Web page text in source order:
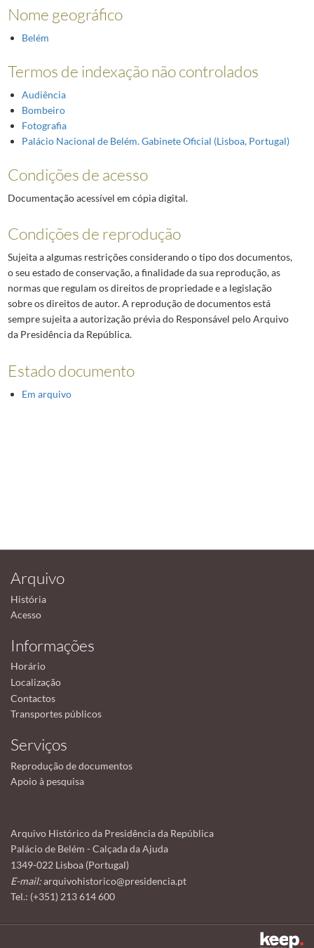
Nome geográfico
Belém
Termos de indexação não controlados
Audiência
Bombeiro
Fotografia
Palácio Nacional de Belém. Gabinete Oficial (Lisboa, Portugal)
Condições de acesso
Documentação acessível em cópia digital.
Condições de reprodução
Sujeita a algumas restrições considerando o tipo dos documentos,
o seu estado de conservação, a finalidade da sua reprodução, as
normas que regulam os direitos de propriedade e a legislação
sobre os direitos de autor. A reprodução de documentos está
sempre sujeita a autorização prévia do Responsável pelo Arquivo
da Presidência da República.
Estado documento
Em arquivo
Arquivo
História
Acesso
Informações
Horário
Localização
Contactos
Transportes públicos
Serviços
Reprodução de documentos
Apoio à pesquisa
Arquivo Histórico da Presidência da República
Palácio de Belém - Calçada da Ajuda
1349-022 Lisboa (Portugal)
E-mail:arquivohistorico@presidencia.pt
Tel.: (+351) 213 614 600